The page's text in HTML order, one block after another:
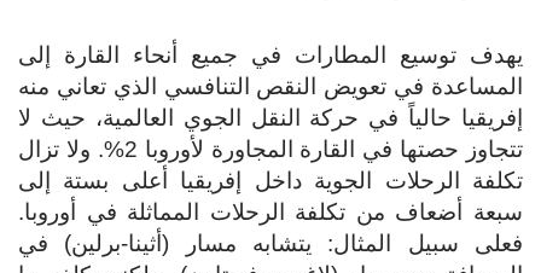
يهدف توسيع المطارات في جميع أنحاء القارة إلى
المساعدة في تعويض النقص التنافسي الذي تعاني منه
إفريقيا حالياً في حركة النقل الجوي العالمية، حيث لا
تتجاوز حصتها في القارة المجاورة لأوروبا 2%. ولا تزال
تكلفة الرحلات الجوية داخل إفريقيا أعلى بستة إلى
سبعة أضعاف من تكلفة الرحلات المماثلة في أوروبا.
فعلى سبيل المثال: يتشابه مسار (أثينا-برلين) في